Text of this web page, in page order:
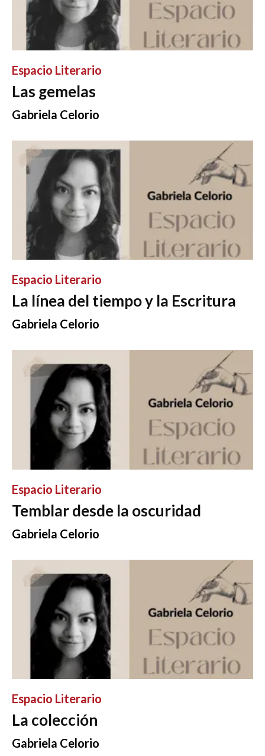
Espacio Literario
Las gemelas
Gabriela Celorio
Espacio Literario
La línea del tiempo y la Escritura
Gabriela Celorio
Espacio Literario
Temblar desde la oscuridad
Gabriela Celorio
Espacio Literario
La colección
Gabriela Celorio